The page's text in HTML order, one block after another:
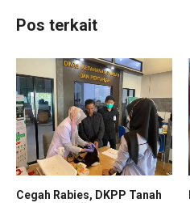
Pos terkait
Cegah Rabies, DKPP Tanah